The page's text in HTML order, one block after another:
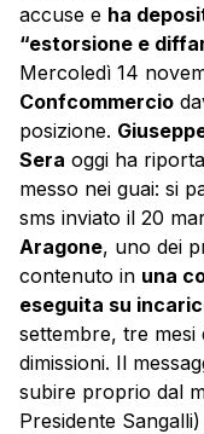
accuse e ha
“estorsione e
Mercoledì 14
Confcommercio
posizione.
Sera oggi ha
messo nei guai: si
sms inviato il 20
Aragone, uno dei
contenuto in una
eseguita su
settembre, tre
dimissioni. Il
subire proprio dal
Presidente